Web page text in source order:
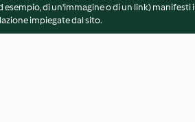
esempio, di un'immagine o di un link) manifesti
impiegate dal sito.